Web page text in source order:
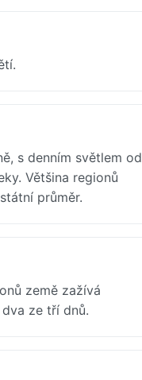
s denním světlem od
Většina regionů
průměr.
země zažívá
ze tří dnů.